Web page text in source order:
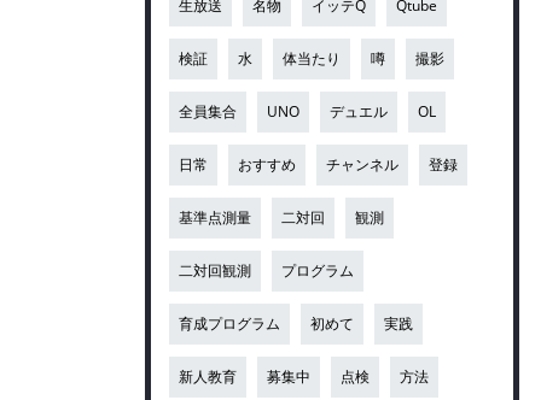
生放送 名物 イッテQ Qtube
検証 水 体当たり 噂 撮影
全員集合 UNO デュエル OL
日常 おすすめ チャンネル 登録
基準点測量 二対回 観測
二対回観測 プログラム
育成プログラム 初めて 実践
新人教育 募集中 点検 方法